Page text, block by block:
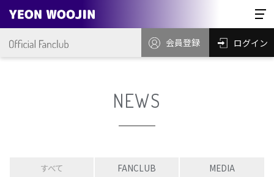
会員登録 ログイン
NEWS
すべて FANCLUB
MEDIA